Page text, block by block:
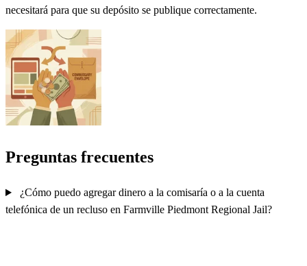
necesitará para que su depósito se publique correctamente.
Preguntas frecuentes
¿Cómo puedo agregar dinero a la comisaría o a la cuenta
telefónica de un recluso en Farmville Piedmont Regional Jail?